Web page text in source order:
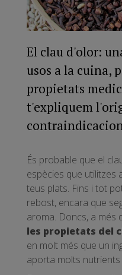
El clau d'olor:
usos a la cuina,
propietats
t'expliquem
És probable que el
espècies que utilitzes
teus plats. Fins i tot
rebost, encara que
aroma. Doncs, a més
les propietats del
en molt més que un
aporta molts nutrients